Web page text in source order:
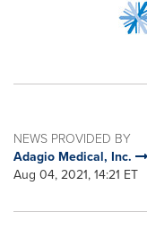
NEWS PROVIDED BY
Adagio Medical, Inc.
Aug 04, 2021, 14:21 ET